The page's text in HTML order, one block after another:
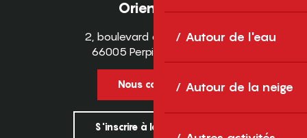
Autour de l'eau
Autour de la neige
Orientales
2, boulevard des Pyrénées
66005 Perpignan Cedex
Nous contacter
S'inscrire à la newsletter